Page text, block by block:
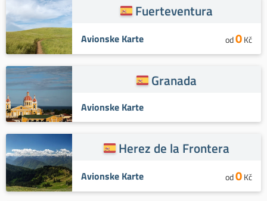
Fuerteventura
Avionske Karte od0Kč
Granada
Avionske Karte
Herez de la Frontera
Avionske Karte od0Kč